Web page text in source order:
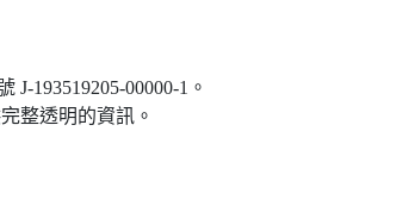
193519205-00000-1。
整透明的資訊。